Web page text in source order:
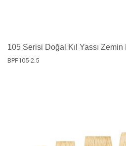
105 Serisi Doğal Kıl Yassı Zemin
BPF105-2.5